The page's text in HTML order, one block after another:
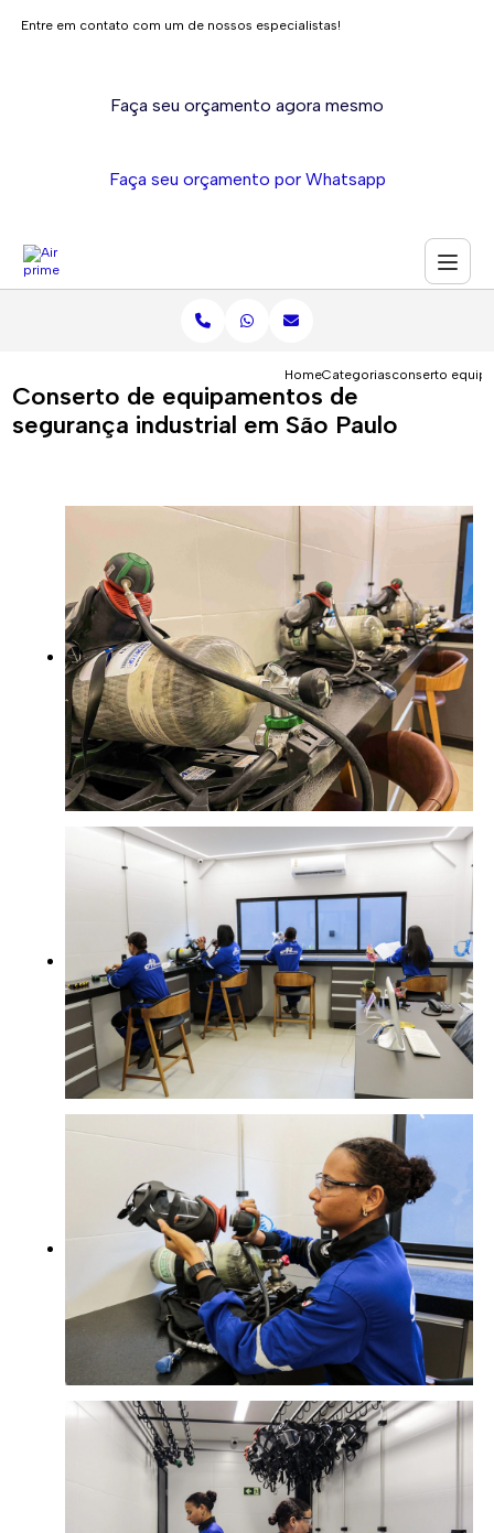
Entre em contato com um de nossos especialistas!
Faça seu orçamento agora mesmo
Faça seu orçamento por Whatsapp
HomeCategoriasconserto
Conserto de equipamentos de
segurança industrial em São Paulo